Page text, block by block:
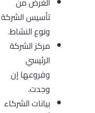
تأسيس الشركة
ونوع النشاط.
مركز الشركة
الرئيسي
وفروعها إن
وجدت.
بيانات الشركاء